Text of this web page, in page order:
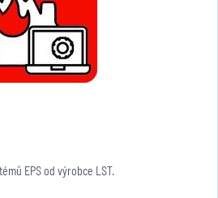
EPS od výrobce LST.